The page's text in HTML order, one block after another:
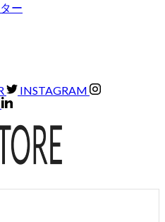
ー
INSTAGRAM